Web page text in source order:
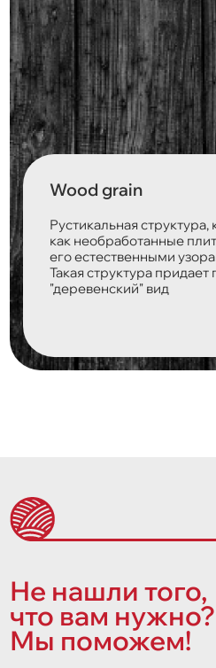
Wood grain
Рустикальная структура,
как необработанные
его естественными
Такая структура
"деревенский" вид
Не нашли того,
что вам нужно?
Мы поможем!